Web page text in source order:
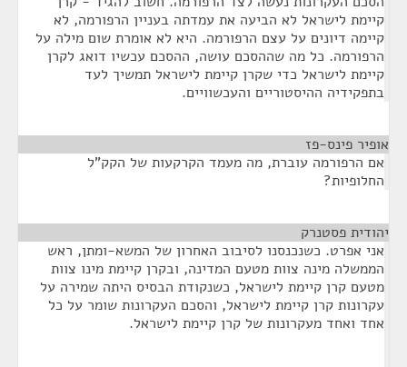
קיימת לישראל לא הביעה את עמדתה בעניין הרפורמה, לא
קיימה דיונים על עצם הרפורמה. היא לא אומרת שום מילה על
הרפורמה. כל מה שההסכם עושה, ההסכם עכשיו דואג לקרן
קיימת לישראל כדי שקרן קיימת לישראל תמשיך לעד
בתפקידיה ההיסטוריים והעכשוויים.
אופיר פינס-פז
אם הרפורמה עוברת, מה מעמד הקרקעות של הקק"ל
החלופיות?
יהודית פסטנרק
אני אפרט. כשנכנסנו לסיבוב האחרון של המשא-ומתן, ראש
הממשלה מינה צוות מטעם המדינה, ובקרן קיימת מינו צוות
מטעם קרן קיימת לישראל, כשנקודת הבסיס היתה שמירה על
עקרונות קרן קיימת לישראל, והסכם העקרונות שומר על כל
אחד ואחד מעקרונות של קרן קיימת לישראל.